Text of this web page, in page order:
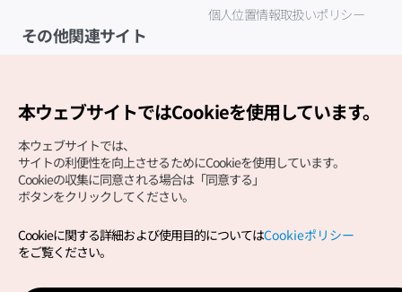
個人位置情報取扱いポリシー
その他関連サイト
Copyright (c) Korea Tourism Organization All Rights
サイトエラー報告公式メール
本ウェブサイトではCookieを使用しています。
本ウェブサイトでは、
サイトの利便性を向上させるためにCookieを使用しています。
Cookieの収集に同意される場合は「同意する」
ボタンをクリックしてください。
Cookieに関する詳細および使用目的についてはCookieポリシー
をご覧ください。